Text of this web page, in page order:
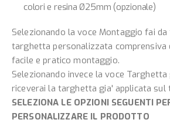
colori e resina Ø25mm (opzionale)
Selezionando la voce Montaggio fai da
targhetta personalizzata comprensiva
facile e pratico montaggio.
Selezionando invece la voce
riceverai la targhetta gia' applicata sul
SELEZIONA LE OPZIONI SEGUENTI
PERSONALIZZARE IL PRODOTTO